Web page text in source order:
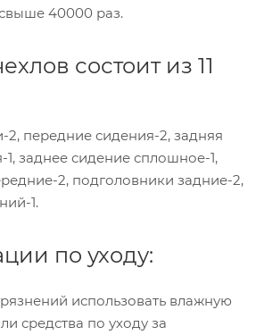
40000 раз.
состоит из 11
передние сидения-2, задняя
заднее сидение сплошное-1,
2, подголовники задние-2,
1.
по уходу:
использовать влажную
средства по уходу за